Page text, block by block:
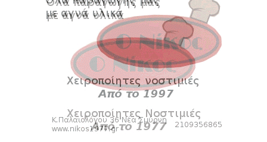
KARA TALKS
«Kara Talks»: LIVE 21:00
August 07, 2026
SLIDE
Κύπελλο: Την Τετάρτη 19 Αυγούστου το Νίκη
Βόλου - Πανιώνιος
HEADLINES